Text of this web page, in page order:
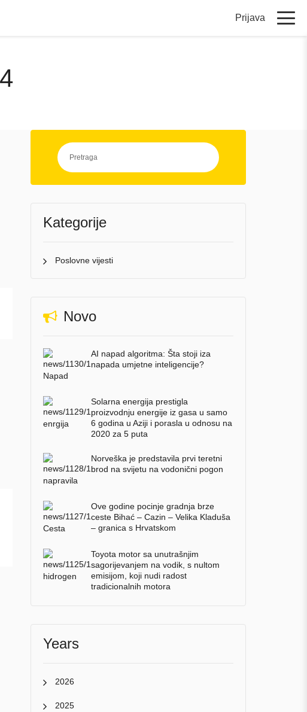
Prijava
Kategorije
Poslovne vijesti
Novo
AI napad algoritma: Šta stoji iza
napada umjetne inteligencije?
Solarna energija prestigla
proizvodnju energije iz gasa u samo
6 godina u Aziji i porasla u odnosu na
2020 za 5 puta
Norveška je predstavila prvi teretni
brod na svijetu na vodonični pogon
Ove godine pocinje gradnja brze
ceste Bihać – Cazin – Velika Kladuša
– granica s Hrvatskom
Toyota motor sa unutrašnjim
sagorijevanjem na vodik, s nultom
emisijom, koji nudi radost
tradicionalnih motora
Years
2026
2025